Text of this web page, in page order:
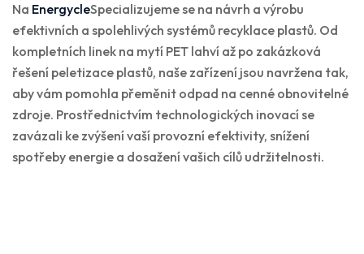
Na EnergycleSpecializujeme se na návrh a výrobu
efektivních a spolehlivých systémů recyklace plastů. Od
kompletních linek na mytí PET lahví až po zakázková
řešení peletizace plastů, naše zařízení jsou navržena tak,
aby vám pomohla přeměnit odpad na cenné obnovitelné
zdroje. Prostřednictvím technologických inovací se
zavázali ke zvýšení vaší provozní efektivity, snížení
spotřeby energie a dosažení vašich cílů udržitelnosti.